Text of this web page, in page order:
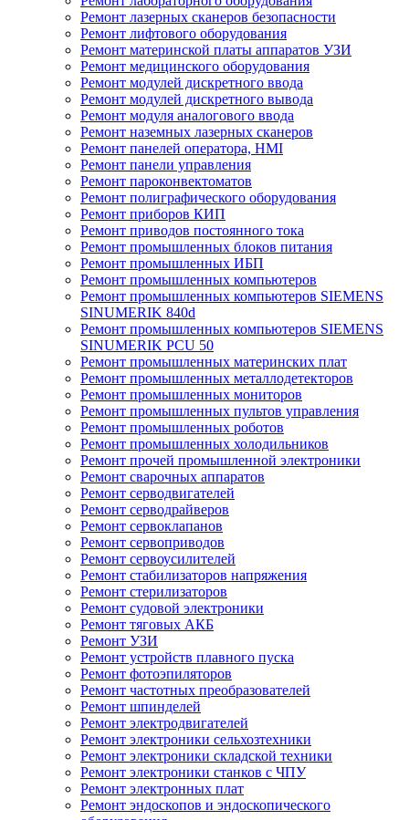
Ремонт лазерных сканеров безопасности
Ремонт лифтового оборудования
Ремонт материнской платы аппаратов УЗИ
Ремонт медицинского оборудования
Ремонт модулей дискретного ввода
Ремонт модулей дискретного вывода
Ремонт модуля аналогового ввода
Ремонт наземных лазерных сканеров
Ремонт панелей оператора, HMI
Ремонт панели управления
Ремонт пароконвектоматов
Ремонт полиграфического оборудования
Ремонт приборов КИП
Ремонт приводов постоянного тока
Ремонт промышленных блоков питания
Ремонт промышленных ИБП
Ремонт промышленных компьютеров
Ремонт промышленных компьютеров SIEMENS
SINUMERIK 840d
Ремонт промышленных компьютеров SIEMENS
SINUMERIK PCU 50
Ремонт промышленных материнских плат
Ремонт промышленных металлодетекторов
Ремонт промышленных мониторов
Ремонт промышленных пультов управления
Ремонт промышленных роботов
Ремонт промышленных холодильников
Ремонт прочей промышленной электроники
Ремонт сварочных аппаратов
Ремонт серводвигателей
Ремонт серводрайверов
Ремонт сервоклапанов
Ремонт сервоприводов
Ремонт сервоусилителей
Ремонт стабилизаторов напряжения
Ремонт стерилизаторов
Ремонт судовой электроники
Ремонт тяговых АКБ
Ремонт УЗИ
Ремонт устройств плавного пуска
Ремонт фотоэпиляторов
Ремонт частотных преобразователей
Ремонт шпинделей
Ремонт электродвигателей
Ремонт электроники сельхозтехники
Ремонт электроники складской техники
Ремонт электроники станков с ЧПУ
Ремонт электронных плат
Ремонт эндоскопов и эндоскопического